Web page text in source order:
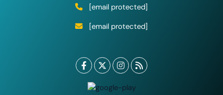
[email protected]
[email protected]